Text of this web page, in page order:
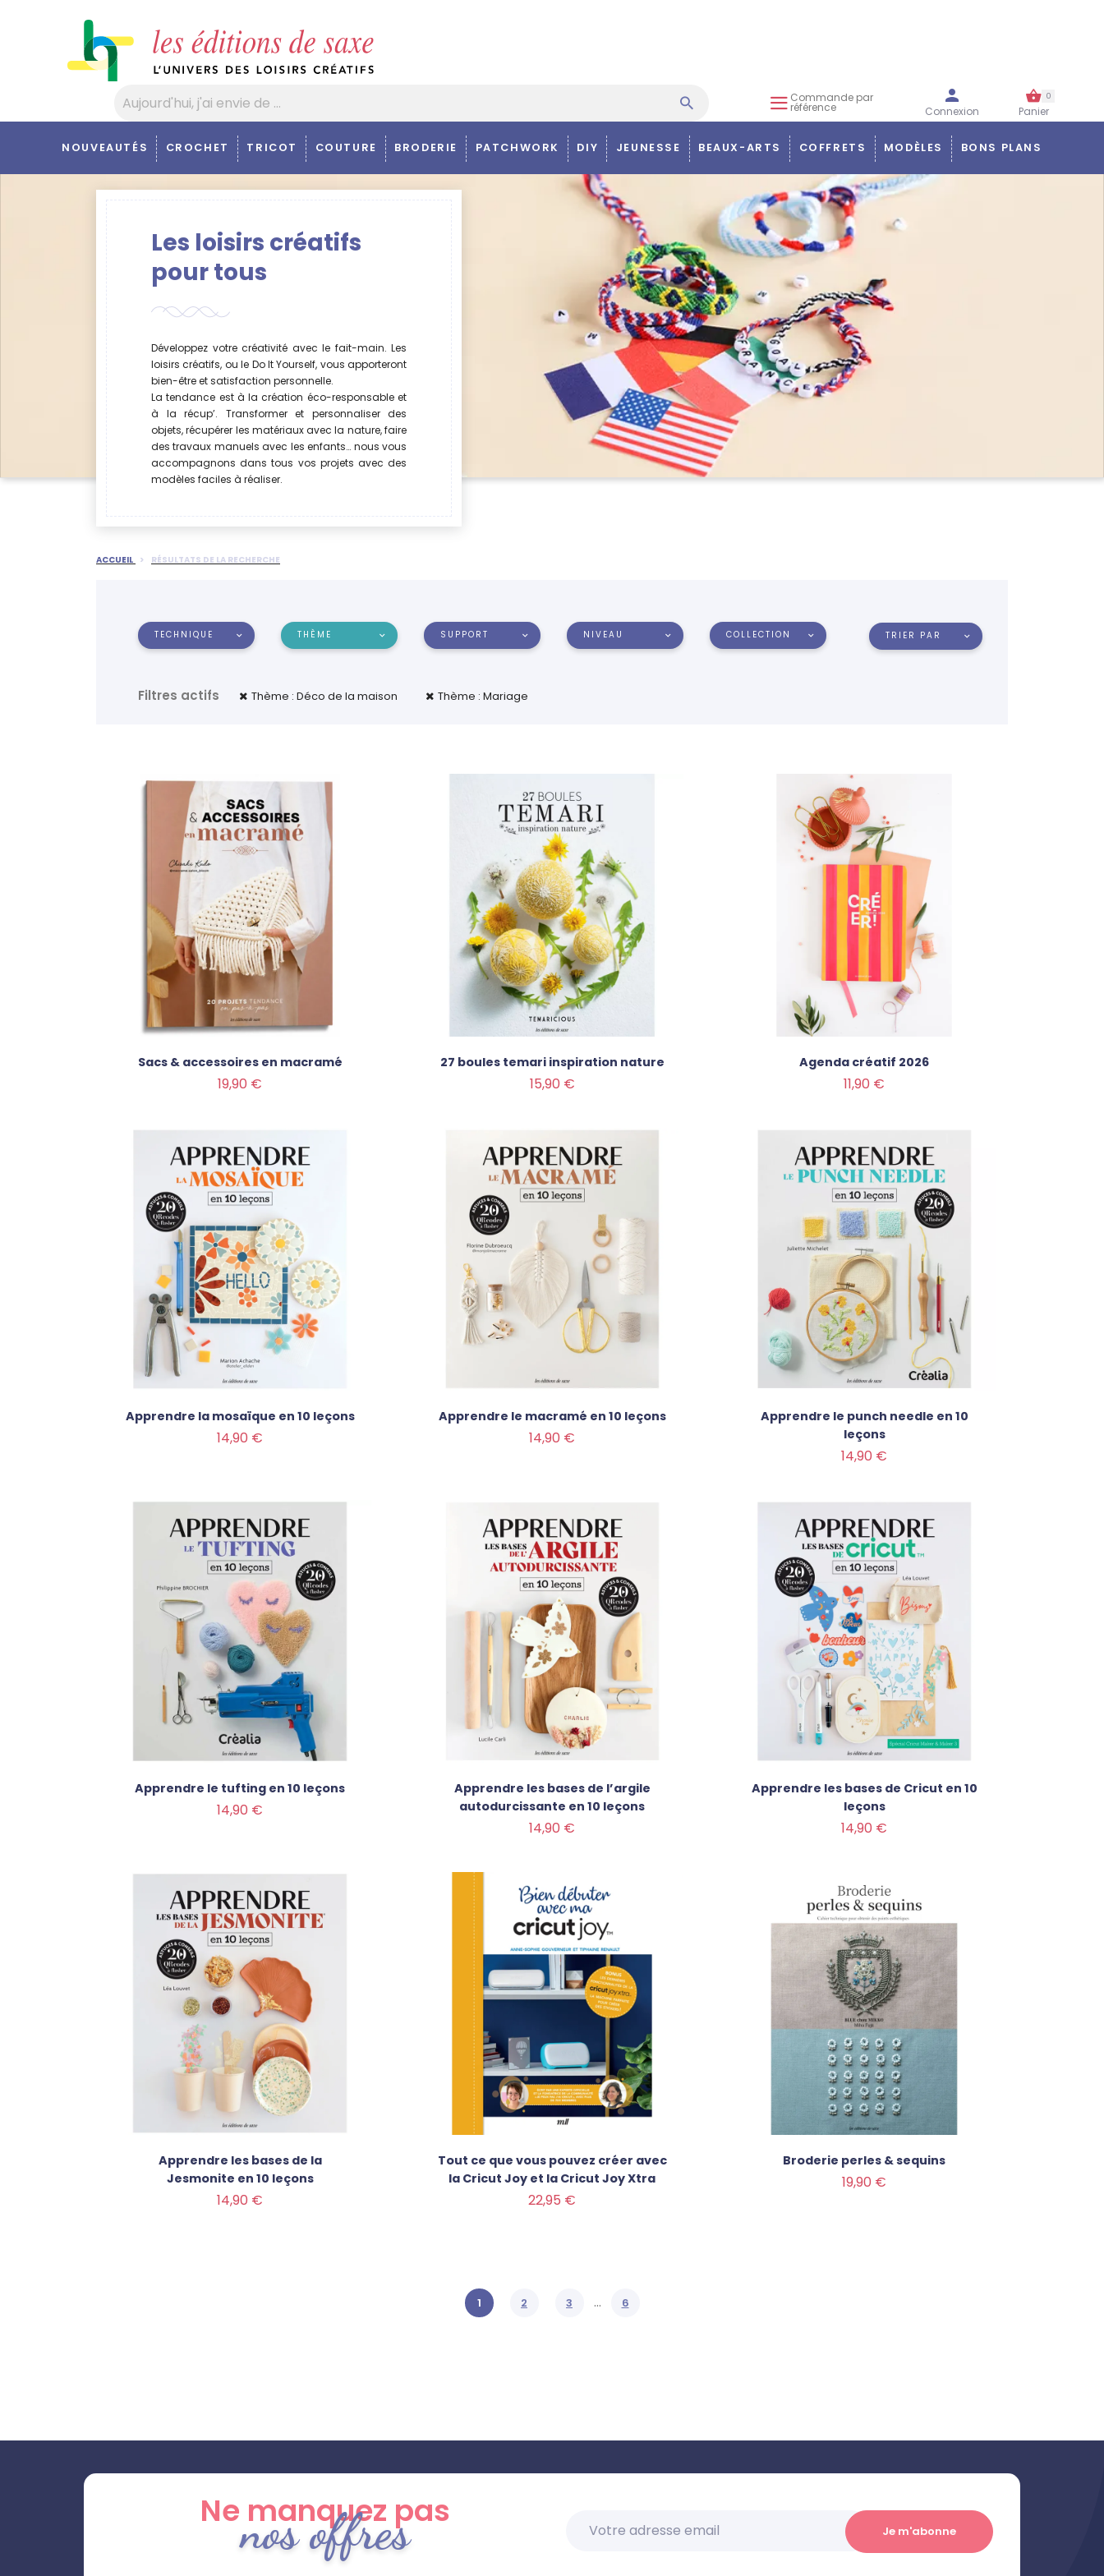
Commande par
référence Connexion Panier
0
NOUVEAUTÉS CROCHET TRICOT COUTURE BRODERIE PATCHWORK DIY JEUNESSE BEAUX-ARTS COFFRETS MODÈLES BONS PLANS
Les loisirs créatifs
pour tous
Développez votre créativité avec le fait-main. Les
loisirs créatifs, ou le Do It Yourself, vous apporteront
bien-être et satisfaction personnelle.
La tendance est à la création éco-responsable et
à la récup’. Transformer et personnaliser des
objets, récupérer les matériaux avec la nature, faire
des travaux manuels avec les enfants… nous vous
accompagnons dans tous vos projets avec des
modèles faciles à réaliser.
ACCUEIL RÉSULTATS DE LA RECHERCHE
TECHNIQUE THÈME SUPPORT NIVEAU COLLECTION
Filtres actifs Thème : Déco de la maison Thème : Mariage
TRIER PAR
Sacs & accessoires en macramé
19,90 €
27 boules temari inspiration nature
15,90 €
Agenda créatif 2026
11,90 €
Apprendre la mosaïque en 10 leçons
14,90 €
Apprendre le macramé en 10 leçons
14,90 €
Apprendre le punch needle en 10
leçons
14,90 €
Apprendre le tufting en 10 leçons
14,90 €
Apprendre les bases de l’argile
autodurcissante en 10 leçons
14,90 €
Apprendre les bases de Cricut en 10
leçons
14,90 €
Apprendre les bases de la
Jesmonite en 10 leçons
14,90 €
Tout ce que vous pouvez créer avec
la Cricut Joy et la Cricut Joy Xtra
22,95 €
Broderie perles & sequins
19,90 €
1 2 3 … 6
Ne manquez pas
nos offres